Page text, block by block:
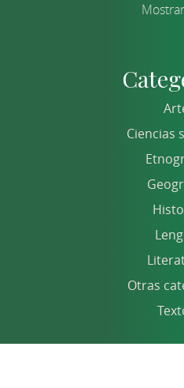
Ciencias
Otras